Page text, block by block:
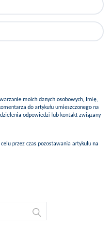
moich danych osobowych, Imię,
do artykułu umieszczonego na
odpowiedzi lub kontakt związany
przez czas pozostawania artykułu na